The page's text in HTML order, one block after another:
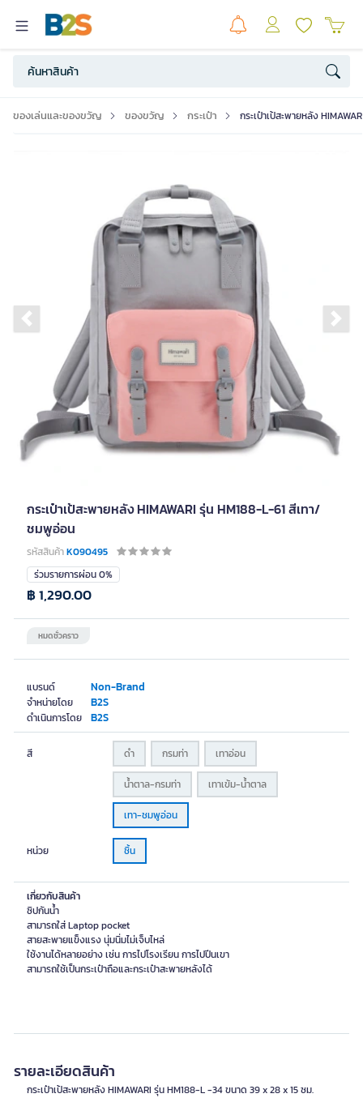
ของเล่นและของขวัญ ของขวัญ กระเป๋า กระเป๋าเป้สะพายหลัง
Previous slide
กระเป๋าเป้สะพายหลัง HIMAWARI รุ่น HM188-L-61 สีเทา/
ชมพูอ่อน
รหัสสินค้าK090495
แบรนด์ Non-Brand
จำหน่ายโดย B2S
ดำเนินการโดย B2S
ร่วมรายการผ่อน 0%
หมดชั่วคราว
฿ 1,290.00
สี ดำ กรมท่า เทาอ่อน
น้ำตาล-กรมท่า เทาเข้ม-น้ำตาล
เทา-ชมพูอ่อน
หน่วย ชิ้น
เกี่ยวกับสินค้า
ซิปกันน้ำ
สามารถใส่ Laptop pocket
สายสะพายแข็งแรง นุ่มนิ่มไม่เจ็บไหล่
ใช้งานได้หลายอย่าง เช่น การไปโรงเรียน การไปปีนเขา
สามารถใช้เป็นกระเป๋าถือและกระเป๋าสะพายหลังได้
รายละเอียดสินค้า
กระเป๋าเป้สะพายหลัง HIMAWARI รุ่น HM188-L -34 ขนาด 39 x 28 x 15 ซม.